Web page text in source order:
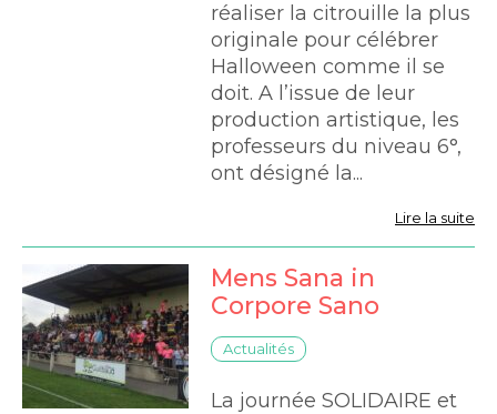
réaliser la citrouille la plus
originale pour célébrer
Halloween comme il se
doit. A l’issue de leur
production artistique, les
professeurs du niveau 6°,
ont désigné la...
Lire la suite
Mens Sana in
Corpore Sano
Actualités
La journée SOLIDAIRE et